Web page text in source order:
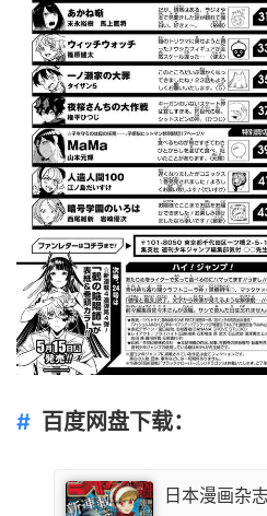
百度网盘下载：
日本漫画杂